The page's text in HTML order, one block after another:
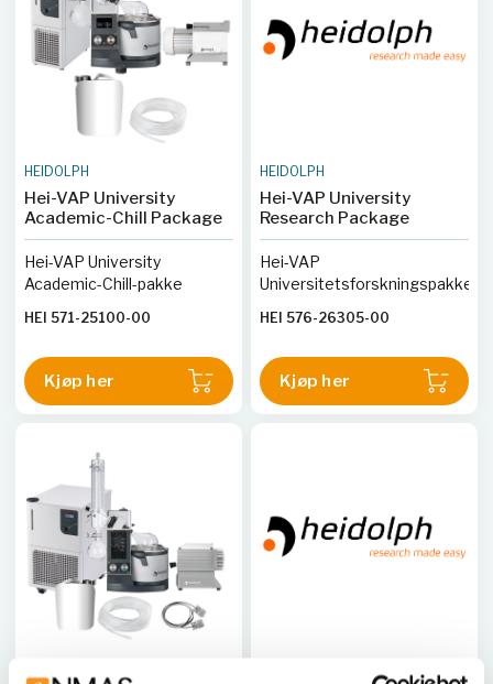
HEIDOLPH
Hei-VAP University
Academic-Chill Package
Hei-VAP University
Academic-Chill-pakke
HEI 571-25100-00
Kjøp her
HEIDOLPH
Hei-VAP University
Research Package
Hei-VAP
Universitetsforskningspakke
HEI 576-26305-00
Kjøp her